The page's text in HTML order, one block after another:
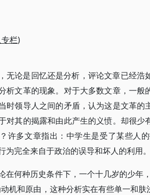
栏)
无论是回忆还是分析，评论文章已经
析文革的现象。对于大多数文章，一
时领导人之间的矛盾，认为这是文革
对其的揭露和由此产生的义愤。却很
许多文章指出：中学生是受了某些人
为完全来自于政治的误导和坏人的利用
在何种历史条件下，一个十几岁的少年
机和原由，这种分析实在有些单一和